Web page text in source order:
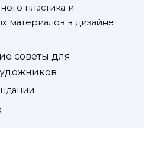
пластика и
материалов в дизайне
советы для